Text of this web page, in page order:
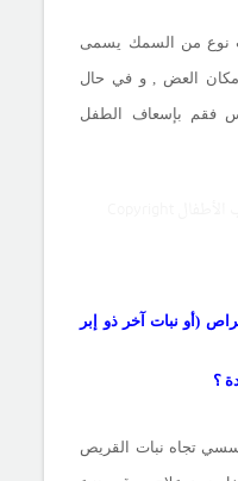
نوع من السمك يسمى
العض , و في حال
فقم بإسعاف الطفل
(أو نبات آخر ذو إبر
؟
تجاه نبات القريص